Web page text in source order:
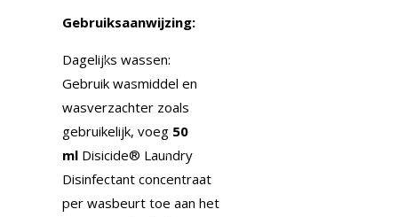
Gebruiksaanwijzing:
Dagelijks wassen:
Gebruik wasmiddel en
wasverzachter zoals
gebruikelijk, voeg 50
ml Disicide® Laundry
Disinfectant concentraat
per wasbeurt toe aan het